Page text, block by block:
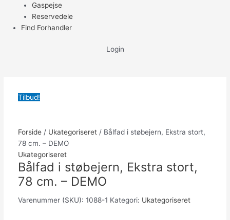
Gaspejse
Reservedele
Find Forhandler
Login
Tilbud!
Forside/ Ukategoriseret/ Bålfad i støbejern, Ekstra stort,
78 cm. – DEMO
Ukategoriseret
Bålfad i støbejern, Ekstra stort,
78 cm. – DEMO
Varenummer (SKU): 1088-1 Kategori: Ukategoriseret